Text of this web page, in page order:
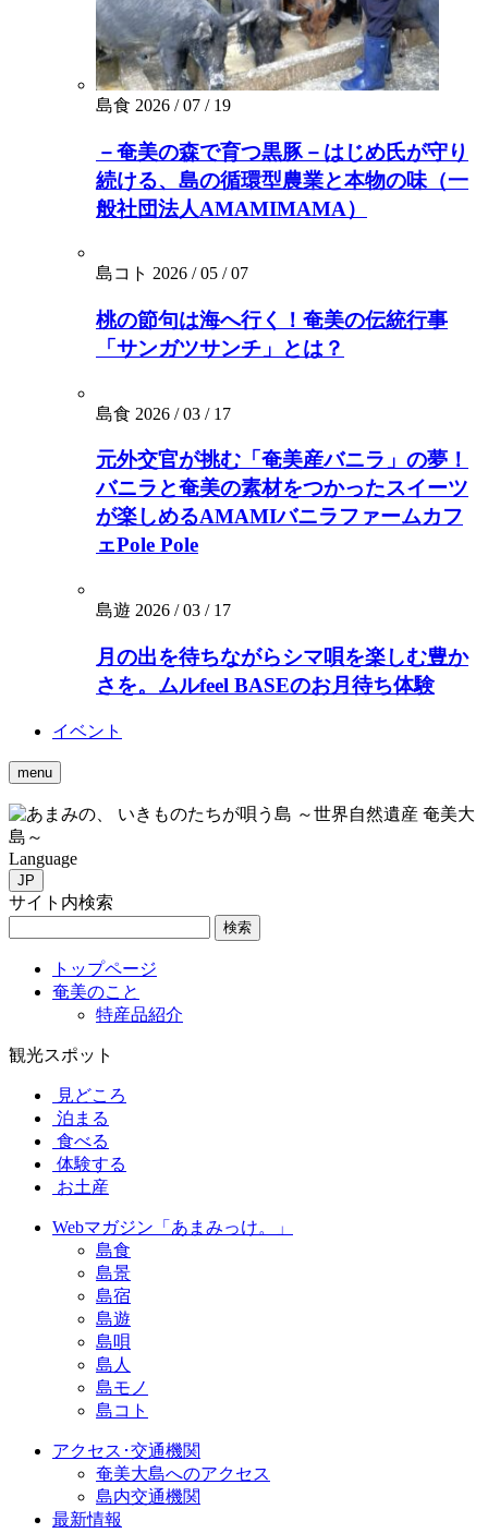
島食 2026 / 07 / 19
－奄美の森で育つ黒豚－はじめ氏が守り
続ける、島の循環型農業と本物の味（一
般社団法人AMAMIMAMA）
島コト 2026 / 05 / 07
桃の節句は海へ行く！奄美の伝統行事
「サンガツサンチ」とは？
島食 2026 / 03 / 17
元外交官が挑む「奄美産バニラ」の夢！
バニラと奄美の素材をつかったスイーツ
が楽しめるAMAMIバニラファームカフ
ェPole Pole
島遊 2026 / 03 / 17
月の出を待ちながらシマ唄を楽しむ豊か
さを。ムルfeel BASEのお月待ち体験
イベント
menu
いきものたちが唄う島 ～世界自然遺産 奄美大
島～
Language
JP
サイト内検索
検索
トップページ
奄美のこと
特産品紹介
観光スポット
見どころ
泊まる
食べる
体験する
お土産
Webマガジン「あまみっけ。」
島食
島景
島宿
島遊
島唄
島人
島モノ
島コト
アクセス･交通機関
奄美大島へのアクセス
島内交通機関
最新情報